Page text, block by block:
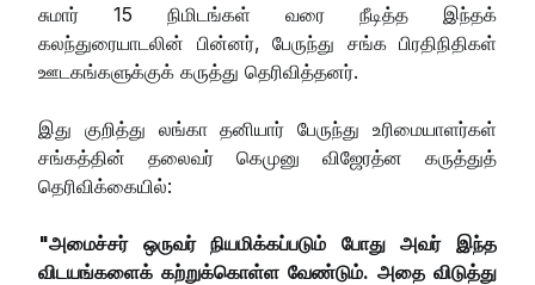
சுமார் 15 நிமிடங்கள் வரை நீடித்த இந்தக்
கலந்துரையாடலின் பின்னர், பேருந்து சங்க பிரதிநிதிகள்
ஊடகங்களுக்குக் கருத்து தெரிவித்தனர்.
இது குறித்து லங்கா தனியார் பேருந்து உரிமையாளர்கள்
சங்கத்தின் தலைவர் கெமுனு விஜேரத்ன கருத்துத்
தெரிவிக்கையில்:
"அமைச்சர் ஒருவர் நியமிக்கப்படும் போது அவர் இந்த
விடயங்களைக் கற்றுக்கொள்ள வேண்டும். அதை விடுத்து